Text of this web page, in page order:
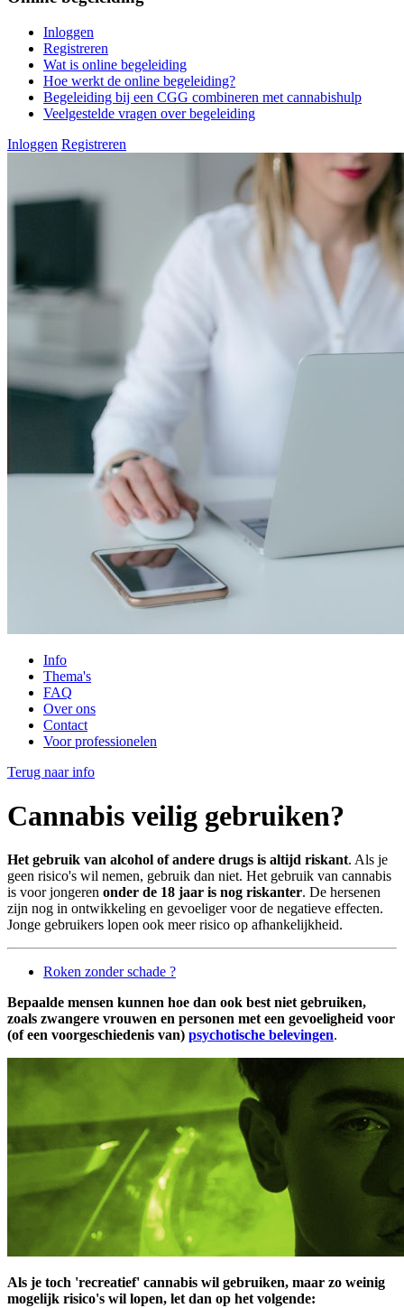
Inloggen
Registreren
Wat is online begeleiding
Hoe werkt de online begeleiding?
Begeleiding bij een CGG combineren met cannabishulp
Veelgestelde vragen over begeleiding
Inloggen Registreren
Info
Thema's
FAQ
Over ons
Contact
Voor professionelen
Terug naar info
Cannabis veilig gebruiken?
Het gebruik van alcohol of andere drugs is altijd riskant. Als je
geen risico's wil nemen, gebruik dan niet. Het gebruik van cannabis
is voor jongeren onder de 18 jaar is nog riskanter. De hersenen
zijn nog in ontwikkeling en gevoeliger voor de negatieve effecten.
Jonge gebruikers lopen ook meer risico op afhankelijkheid.
Roken zonder schade ?
Bepaalde mensen kunnen hoe dan ook best niet gebruiken,
zoals zwangere vrouwen en personen met een gevoeligheid voor
(of een voorgeschiedenis van) psychotische belevingen.
Als je toch 'recreatief' cannabis wil gebruiken, maar zo weinig
mogelijk risico's wil lopen, let dan op het volgende: